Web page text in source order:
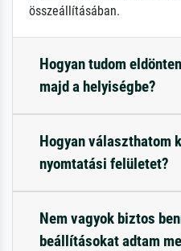
összeállításában.
Hogyan tudom
majd a helyiségbe?
Hogyan választhatom
nyomtatási felületet?
Nem vagyok biztos
beállításokat adtam